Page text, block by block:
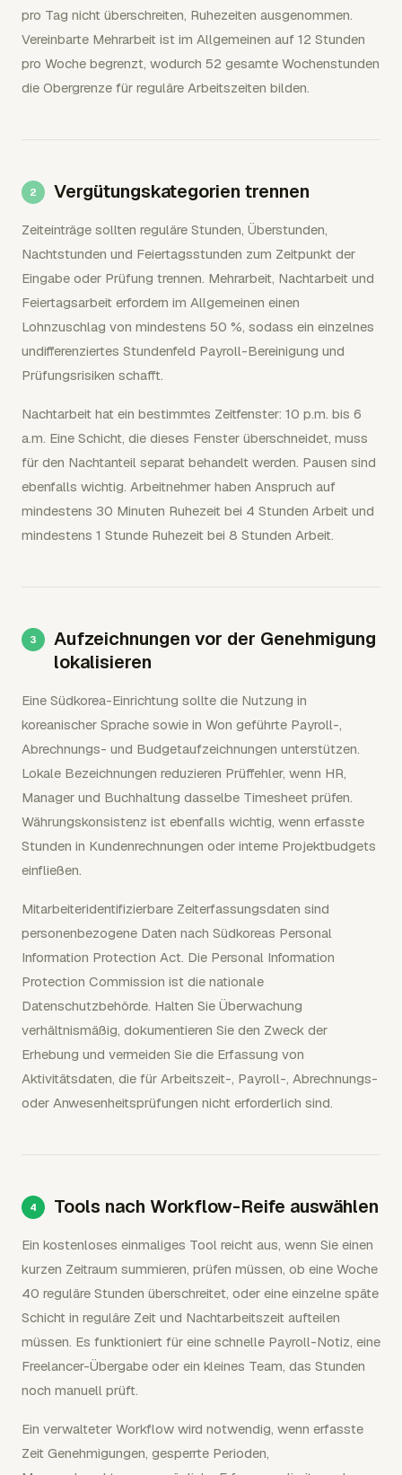
pro Tag nicht überschreiten, Ruhezeiten ausgenommen.
Vereinbarte Mehrarbeit ist im Allgemeinen auf 12 Stunden
pro Woche begrenzt, wodurch 52 gesamte Wochenstunden
die Obergrenze für reguläre Arbeitszeiten bilden.
Vergütungskategorien trennen
Zeiteinträge sollten reguläre Stunden, Überstunden,
Nachtstunden und Feiertagsstunden zum Zeitpunkt der
Eingabe oder Prüfung trennen. Mehrarbeit, Nachtarbeit und
Feiertagsarbeit erfordern im Allgemeinen einen
Lohnzuschlag von mindestens 50 %, sodass ein einzelnes
undifferenziertes Stundenfeld Payroll-Bereinigung und
Prüfungsrisiken schafft.
Nachtarbeit hat ein bestimmtes Zeitfenster: 10 p.m. bis 6
a.m. Eine Schicht, die dieses Fenster überschneidet, muss
für den Nachtanteil separat behandelt werden. Pausen sind
ebenfalls wichtig. Arbeitnehmer haben Anspruch auf
mindestens 30 Minuten Ruhezeit bei 4 Stunden Arbeit und
mindestens 1 Stunde Ruhezeit bei 8 Stunden Arbeit.
Aufzeichnungen vor der Genehmigung
lokalisieren
Eine Südkorea-Einrichtung sollte die Nutzung in
koreanischer Sprache sowie in Won geführte Payroll-,
Abrechnungs- und Budgetaufzeichnungen unterstützen.
Lokale Bezeichnungen reduzieren Prüffehler, wenn HR,
Manager und Buchhaltung dasselbe Timesheet prüfen.
Währungskonsistenz ist ebenfalls wichtig, wenn erfasste
Stunden in Kundenrechnungen oder interne Projektbudgets
einfließen.
Mitarbeiteridentifizierbare Zeiterfassungsdaten sind
personenbezogene Daten nach Südkoreas Personal
Information Protection Act. Die Personal Information
Protection Commission ist die nationale
Datenschutzbehörde. Halten Sie Überwachung
verhältnismäßig, dokumentieren Sie den Zweck der
Erhebung und vermeiden Sie die Erfassung von
Aktivitätsdaten, die für Arbeitszeit-, Payroll-, Abrechnungs-
oder Anwesenheitsprüfungen nicht erforderlich sind.
Tools nach Workflow-Reife auswählen
Ein kostenloses einmaliges Tool reicht aus, wenn Sie einen
kurzen Zeitraum summieren, prüfen müssen, ob eine Woche
40 reguläre Stunden überschreitet, oder eine einzelne späte
Schicht in reguläre Zeit und Nachtarbeitszeit aufteilen
müssen. Es funktioniert für eine schnelle Payroll-Notiz, eine
Freelancer-Übergabe oder ein kleines Team, das Stunden
noch manuell prüft.
Ein verwalteter Workflow wird notwendig, wenn erfasste
Zeit Genehmigungen, gesperrte Perioden,